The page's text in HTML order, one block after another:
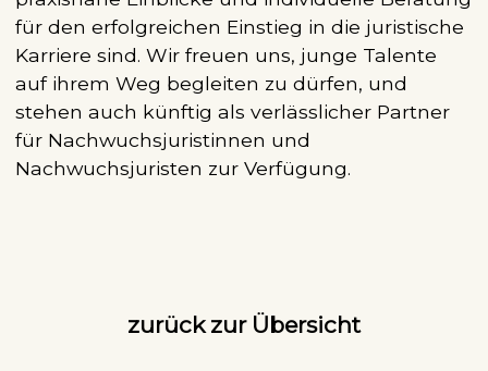
für den erfolgreichen Einstieg in die juristische
Karriere sind. Wir freuen uns, junge Talente
auf ihrem Weg begleiten zu dürfen, und
stehen auch künftig als verlässlicher Partner
für Nachwuchsjuristinnen und
Nachwuchsjuristen zur Verfügung.
zurück zur Übersicht